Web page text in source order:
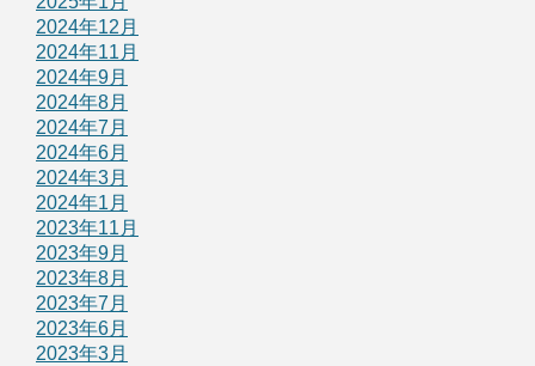
2024年12月
2024年11月
2024年9月
2024年8月
2024年7月
2024年6月
2024年3月
2024年1月
2023年11月
2023年9月
2023年8月
2023年7月
2023年6月
2023年3月